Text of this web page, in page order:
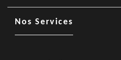
Nos Services